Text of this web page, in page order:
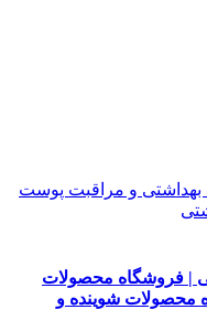
| فروشگاه محصولات
محصولات شوینده و